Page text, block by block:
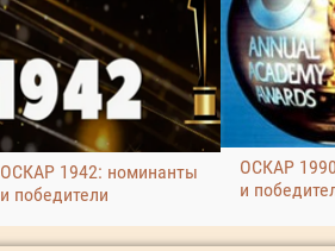
ОСКАР 1942: номинанты
и победители
ОСКАР
и